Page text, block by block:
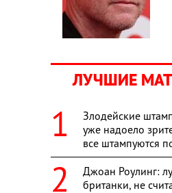
ЛУЧШИЕ
Злодейские
уже надоело
все штампуются
Джоан Роулинг:
британки, не